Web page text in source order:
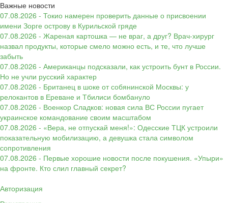
Важные новости
07.08.2026 - Токио намерен проверить данные о присвоении
имени Зорге острову в Курильской гряде
07.08.2026 - Жареная картошка — не враг, а друг? Врач-хирург
назвал продукты, которые смело можно есть, и те, что лучше
забыть
07.08.2026 - Американцы подсказали, как устроить бунт в России.
Но не учли русский характер
07.08.2026 - Британец в шоке от собянинской Москвы: у
релокантов в Ереване и Тбилиси бомбануло
07.08.2026 - Военкор Сладков: новая сила ВС России пугает
украинское командование своим масштабом
07.08.2026 - «Вера, не отпускай меня!»: Одесские ТЦК устроили
показательную мобилизацию, а девушка стала символом
сопротивления
07.08.2026 - Первые хорошие новости после покушения. «Упыри»
на фронте. Кто слил главный секрет?
Авторизация